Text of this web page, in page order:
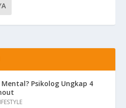
Mental? Psikolog Ungkap 4